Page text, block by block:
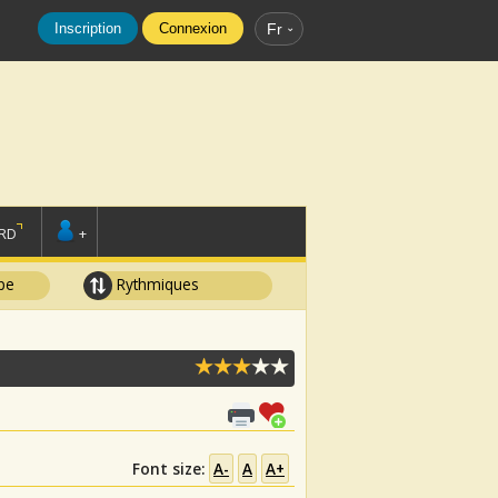
Inscription Connexion Fr
+
Rythmiques
Font size: A- A A+